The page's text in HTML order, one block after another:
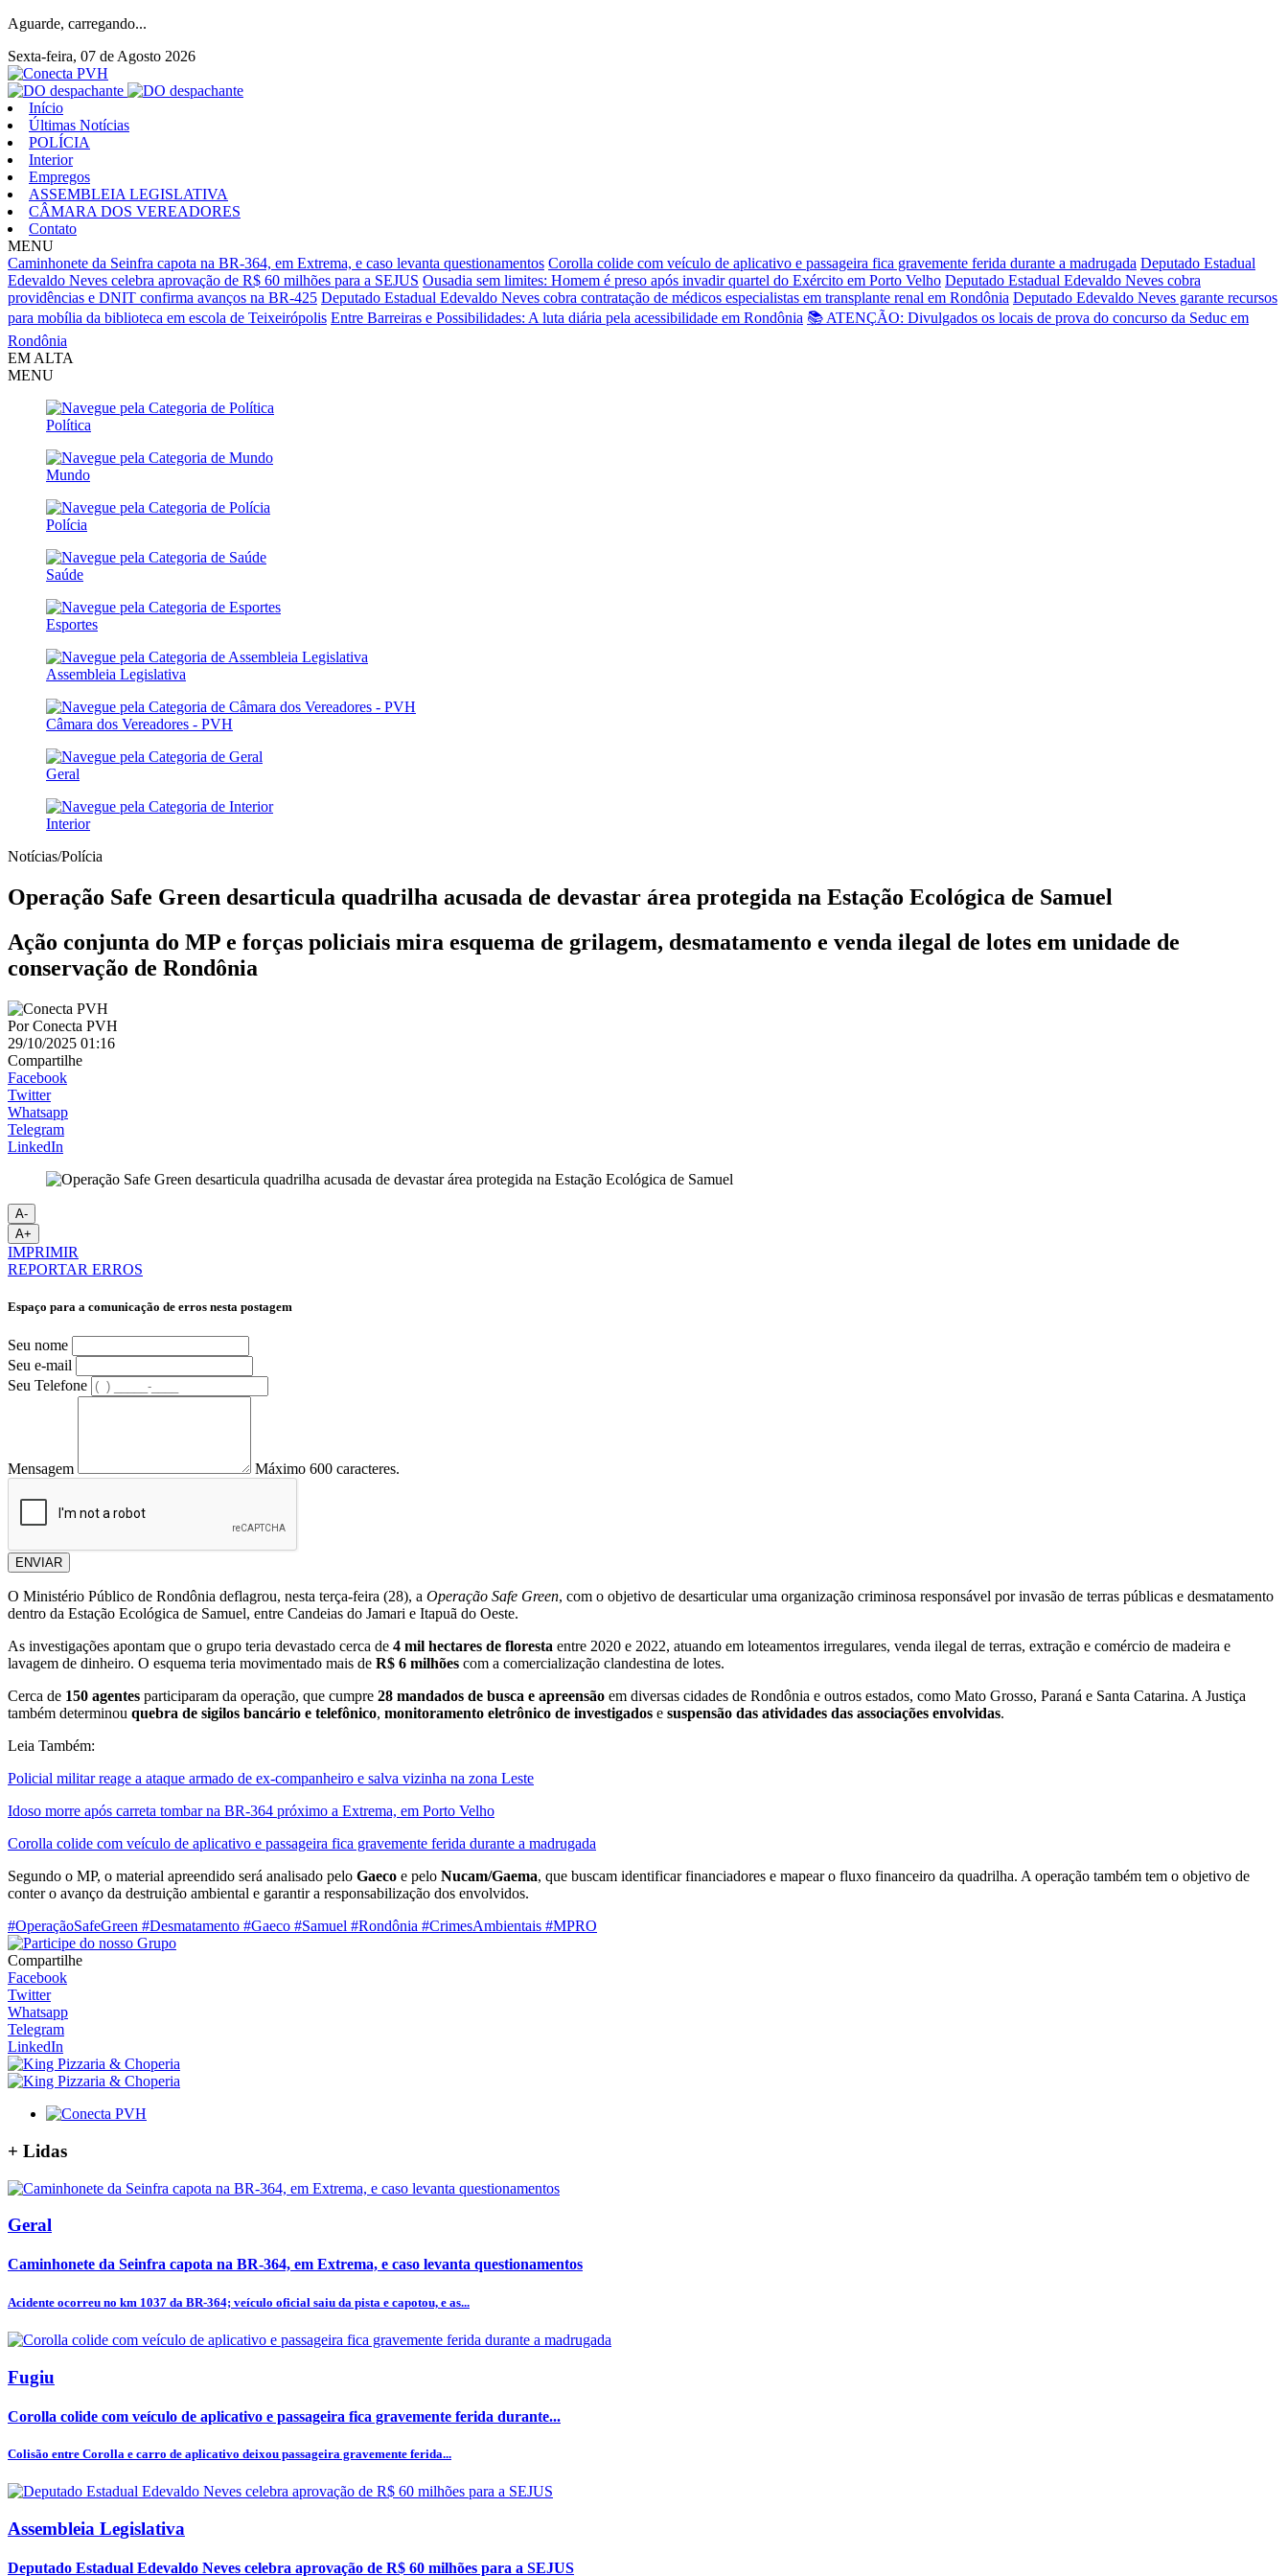
Aguarde, carregando...
Sexta-feira, 07 de Agosto 2026
Início
Últimas Notícias
POLÍCIA
Interior
Empregos
ASSEMBLEIA LEGISLATIVA
CÂMARA DOS VEREADORES
Contato
MENU
Caminhonete da Seinfra capota na BR-364, em Extrema, e caso levanta questionamentos Corolla colide com veículo de aplicativo e passageira fica gravemente ferida durante a madrugada Deputado Estadual
Edevaldo Neves celebra aprovação de R$ 60 milhões para a SEJUS Ousadia sem limites: Homem é preso após invadir quartel do Exército em Porto Velho Deputado Estadual Edevaldo Neves cobra
providências e DNIT confirma avanços na BR-425 Deputado Estadual Edevaldo Neves cobra contratação de médicos especialistas em transplante renal em Rondônia Deputado Edevaldo Neves garante recursos
para mobília da biblioteca em escola de Teixeirópolis Entre Barreiras e Possibilidades: A luta diária pela acessibilidade em Rondônia 📚 ATENÇÃO: Divulgados os locais de prova do concurso da Seduc em
Rondônia
EM ALTA
MENU
Política
Mundo
Polícia
Saúde
Esportes
Assembleia Legislativa
Câmara dos Vereadores - PVH
Geral
Interior
Notícias/Polícia
Operação Safe Green desarticula quadrilha acusada de devastar área protegida na Estação Ecológica de Samuel
Ação conjunta do MP e forças policiais mira esquema de grilagem, desmatamento e venda ilegal de lotes em unidade de
conservação de Rondônia
PorConecta PVH
29/10/2025 01:16
Compartilhe
Facebook
Twitter
Whatsapp
Telegram
LinkedIn
A-
A+
IMPRIMIR
REPORTAR ERROS
Espaço para a comunicação de erros nesta postagem
Seu nome
Seu e-mail
Seu Telefone
Mensagem Máximo 600 caracteres.
ENVIAR
O Ministério Público de Rondônia deflagrou, nesta terça-feira (28), a Operação Safe Green, com o objetivo de desarticular uma organização criminosa responsável por invasão de terras públicas e desmatamento
dentro da Estação Ecológica de Samuel, entre Candeias do Jamari e Itapuã do Oeste.
As investigações apontam que o grupo teria devastado cerca de 4 mil hectares de floresta entre 2020 e 2022, atuando em loteamentos irregulares, venda ilegal de terras, extração e comércio de madeira e
lavagem de dinheiro. O esquema teria movimentado mais de R$ 6 milhões com a comercialização clandestina de lotes.
Cerca de 150 agentes participaram da operação, que cumpre 28 mandados de busca e apreensão em diversas cidades de Rondônia e outros estados, como Mato Grosso, Paraná e Santa Catarina. A Justiça
também determinou quebra de sigilos bancário e telefônico, monitoramento eletrônico de investigados e suspensão das atividades das associações envolvidas.
Leia Também:
Policial militar reage a ataque armado de ex-companheiro e salva vizinha na zona Leste
Idoso morre após carreta tombar na BR-364 próximo a Extrema, em Porto Velho
Corolla colide com veículo de aplicativo e passageira fica gravemente ferida durante a madrugada
Segundo o MP, o material apreendido será analisado pelo Gaeco e pelo Nucam/Gaema, que buscam identificar financiadores e mapear o fluxo financeiro da quadrilha. A operação também tem o objetivo de
conter o avanço da destruição ambiental e garantir a responsabilização dos envolvidos.
#OperaçãoSafeGreen #Desmatamento #Gaeco #Samuel #Rondônia #CrimesAmbientais #MPRO
Compartilhe
Facebook
Twitter
Whatsapp
Telegram
LinkedIn
+ Lidas
Geral
Caminhonete da Seinfra capota na BR-364, em Extrema, e caso levanta questionamentos
Acidente ocorreu no km 1037 da BR-364; veículo oficial saiu da pista e capotou, e as...
Fugiu
Corolla colide com veículo de aplicativo e passageira fica gravemente ferida durante...
Colisão entre Corolla e carro de aplicativo deixou passageira gravemente ferida...
Assembleia Legislativa
Deputado Estadual Edevaldo Neves celebra aprovação de R$ 60 milhões para a SEJUS